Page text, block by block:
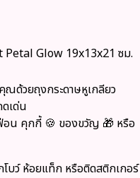
Petal Glow 19x13x21 ซม.
ณด้วยถุงกระดาษหูเกลียว
ดเด่น
อน คุกกี้ 🍪 ของขวัญ 🎁 หรือ
บว์ ห้อยแท็ก หรือติดสติกเกอร์